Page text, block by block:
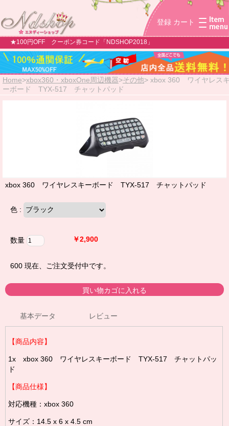
登録 カート
★100円OFF クーポン券コード「NDSHOP2018」
Home>xbox360・xboxOne周辺機器>その他> xbox 360 ワイヤレス
ーボード TYX-517 チャットパッド
xbox 360 ワイヤレスキーボード TYX-517 チャットパッド
色 :
数量 ￥2,900
600 現在、ご注文受付中です。
基本データ レビュー
【商品内容】
1x xbox 360 ワイヤレスキーボード TYX-517 チャットパッ
ド
【商品仕様】
対応機種：xbox 360
サイズ：14.5 x 6 x 4.5 cm